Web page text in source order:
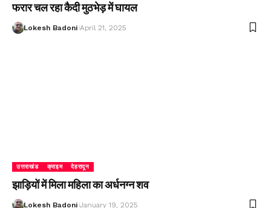
फरार चल रहा कैदी मुठभेड़ में घायल
Lokesh Badoni April 21, 2025
उत्तराखंड क्राइम देहरादून
झाड़ियों में मिला महिला का अर्धनग्न शव
Lokesh Badoni January 19, 2025